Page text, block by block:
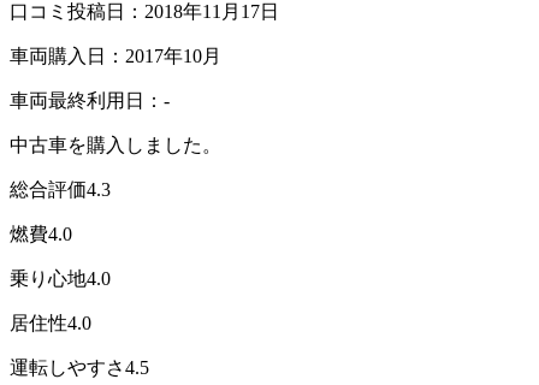
口コミ投稿日：2018年11月17日
車両購入日：2017年10月
車両最終利用日：-
中古車を購入しました。
総合評価4.3
燃費4.0
乗り心地4.0
居住性4.0
運転しやすさ4.5